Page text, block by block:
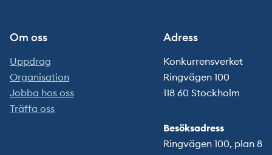
Om oss
Uppdrag
Organisation
Jobba hos oss
Träffa oss
Adress
Konkurrensverket
Ringvägen 100
118 60 Stockholm
Besöksadress
Ringvägen 100, plan 8